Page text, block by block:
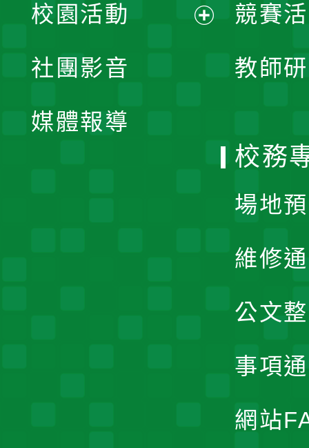
競賽
教師
開
校園活動
社團影音
媒體報導
校務
場地
維修
公文
事項
網站